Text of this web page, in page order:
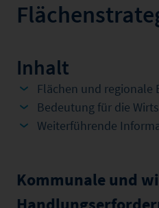
Inhalt
Flächen und regionale
Bedeutung für die
Weiterführende
Kommunale und